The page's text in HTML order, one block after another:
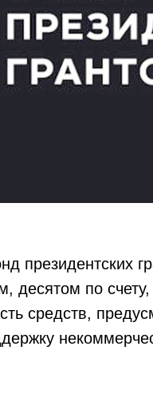
президентских
десятом по
средств,